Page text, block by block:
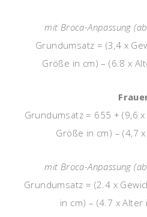
mit Broca-Anpassung
Grundumsatz = (3,4 x
Größe in cm) – (6.8 x
Grundumsatz = 655 + (9,6
Größe in cm) – (4,7
mit Broca-Anpassung
Grundumsatz = (2.4 x
in cm) – (4.7 x Alter